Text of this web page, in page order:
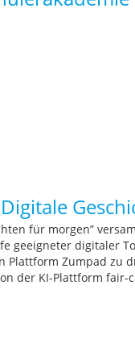
für morgen”
geeigneter digitaler
Plattform Zumpad zu
der KI-Plattform